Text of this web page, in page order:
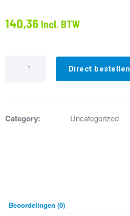
140,36 Incl. BTW
GasdrukschakelaarDirect bestellen
Category: Uncategorized
Beoordelingen (0)